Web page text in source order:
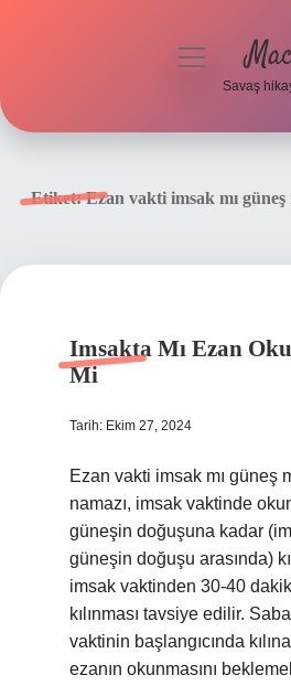
menüyü
Savaş
Etiket:Ezan vakti imsak mı güneş
Imsakta Mı Ezan
Mi
Tarih: Ekim 27, 2024
Ezan vakti imsak mı güneş
namazı, imsak vaktinde
güneşin doğuşuna kadar
güneşin doğuşu arasında)
imsak vaktinden 30-40
kılınması tavsiye edilir.
vaktinin başlangıcında
ezanın okunmasını